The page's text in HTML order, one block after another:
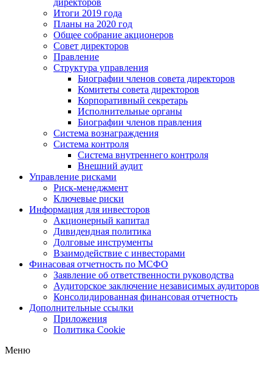
директоров
Итоги 2019 года
Планы на 2020 год
Общее собрание акционеров
Совет директоров
Правление
Структура управления
Биографии членов совета директоров
Комитеты совета директоров
Корпоративный секретарь
Исполнительные органы
Биографии членов правления
Система вознаграждения
Система контроля
Система внутреннего контроля
Внешний аудит
Управление рисками
Риск-менеджмент
Ключевые риски
Информация для инвесторов
Акционерный капитал
Дивидендная политика
Долговые инструменты
Взаимодействие с инвеcторами
Финасовая отчетность по МСФО
Заявление об ответственности руководства
Аудиторское заключение независимых аудиторов
Консолидированная финансовая отчетность
Дополнительные ссылки
Приложения
Политика Cookie
Меню